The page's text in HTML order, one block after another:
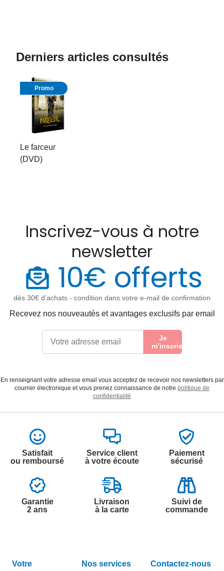
Derniers articles consultés
Promo
Le farceur
(DVD)
Inscrivez-vous à notre
newsletter
10€ offerts
dès 30€ d’achats - condition dans votre e-mail de confirmation
Recevez nos nouveautés et avantages exclusifs par email
Je
m’inscris
En renseignant votre adresse email vous acceptez de recevoir nos newsletters par
courrier électronique et vous prenez connaissance de notre politique de
confidentialité
Satisfait
ou remboursé
Service client
à votre écoute
Paiement
sécurisé
Garantie
2 ans
Livraison
à la carte
Suivi de
commande
Votre
Nos services Contactez-nous